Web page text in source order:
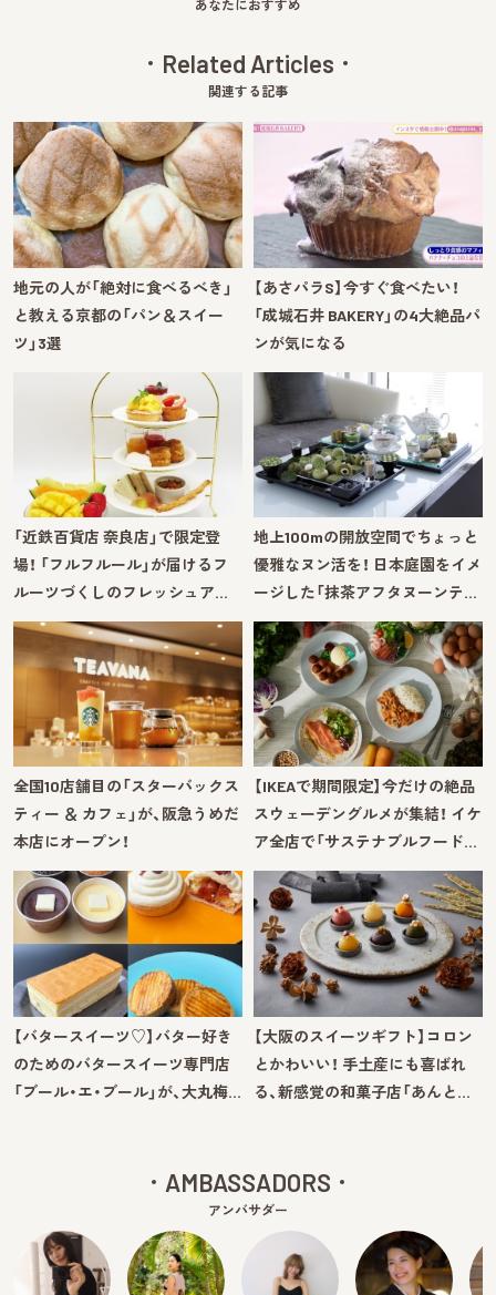
あなたにおすすめ
Related Articles
関連する記事
地元の人が「絶対に食べるべき」
と教える京都の「パン＆スイー
ツ」3選
【あさパラS】今すぐ食べたい！
「成城石井 BAKERY」の4大絶品パ
ンが気になる
「近鉄百貨店 奈良店」で限定登
場！ 「フルフルール」が届けるフ
ルーツづくしのフレッシュア…
地上100mの開放空間でちょっと
優雅なヌン活を！ 日本庭園をイメ
ージした「抹茶アフタヌーンテ…
全国10店舗目の「スターバックス
ティー ＆ カフェ」が、阪急うめだ
本店にオープン！
【IKEAで期間限定】今だけの絶品
スウェーデングルメが集結！ イケ
ア全店で「サステナブルフード…
【バタースイーツ♡】バター好き
のためのバタースイーツ専門店
「ブール・エ・ブール」が、大丸梅…
【大阪のスイーツギフト】コロン
とかわいい！ 手土産にも喜ばれ
る、新感覚の和菓子店「あんと…
AMBASSADORS
アンバサダー